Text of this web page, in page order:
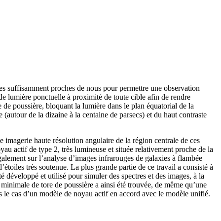
suffisamment proches de nous pour permettre une observation
lumière ponctuelle à proximité de toute cible afin de rendre
poussière, bloquant la lumière dans le plan équatorial de la
de la dizaine à la centaine de parsecs) et du haut contraste
imagerie haute résolution angulaire de la région centrale de ces
actif de type 2, très lumineuse et située relativement proche de la
sur l’analyse d’images infrarouges de galaxies à flambée
très soutenue. La plus grande partie de ce travail a consisté à
et utilisé pour simuler des spectres et des images, à la
de tore de poussière a ainsi été trouvée, de même qu’une
le cas d’un modèle de noyau actif en accord avec le modèle unifié.